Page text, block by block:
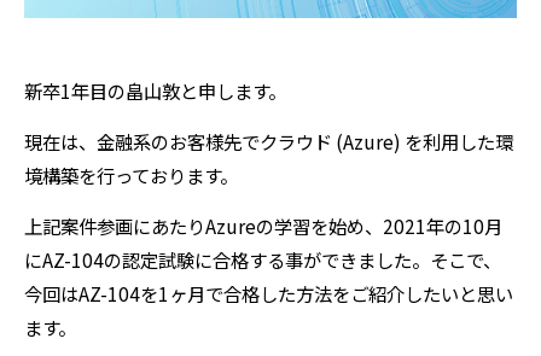
新卒1年目の畠山敦と申します。
現在は、金融系のお客様先でクラウド (Azure) を利用した環
境構築を行っております。
上記案件参画にあたりAzureの学習を始め、2021年の10月
にAZ-104の認定試験に合格する事ができました。そこで、
今回はAZ-104を1ヶ月で合格した方法をご紹介したいと思い
ます。